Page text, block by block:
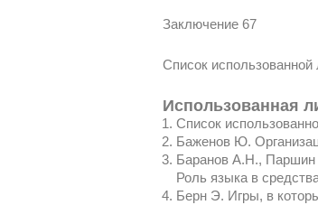
Заключение 67
Список использованной
Использованная
Список
Баженов Ю.
Баранов А.Н., Паршин
Роль языка в
Берн Э. Игры, в